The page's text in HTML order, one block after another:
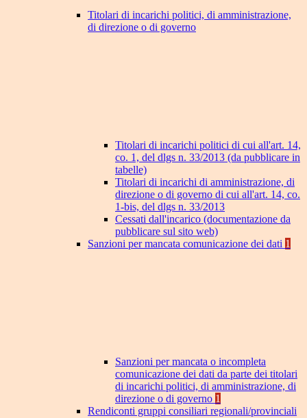
Titolari di incarichi politici, di amministrazione,
di direzione o di governo
Titolari di incarichi politici di cui all'art. 14,
co. 1, del dlgs n. 33/2013 (da pubblicare in
tabelle)
Titolari di incarichi di amministrazione, di
direzione o di governo di cui all'art. 14, co.
1-bis, del dlgs n. 33/2013
Cessati dall'incarico (documentazione da
pubblicare sul sito web)
Sanzioni per mancata comunicazione dei dati 1
Sanzioni per mancata o incompleta
comunicazione dei dati da parte dei titolari
di incarichi politici, di amministrazione, di
direzione o di governo 1
Rendiconti gruppi consiliari regionali/provinciali